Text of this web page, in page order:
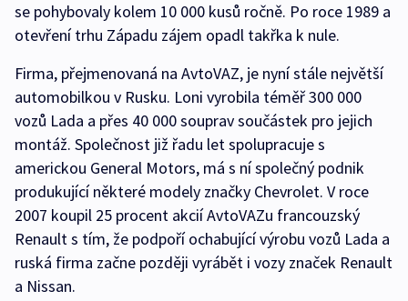
se pohybovaly kolem 10 000 kusů ročně. Po roce 1989 a
otevření trhu Západu zájem opadl takřka k nule.
Firma, přejmenovaná na AvtoVAZ, je nyní stále největší
automobilkou v Rusku. Loni vyrobila téměř 300 000
vozů Lada a přes 40 000 souprav součástek pro jejich
montáž. Společnost již řadu let spolupracuje s
americkou General Motors, má s ní společný podnik
produkující některé modely značky Chevrolet. V roce
2007 koupil 25 procent akcií AvtoVAZu francouzský
Renault s tím, že podpoří ochabující výrobu vozů Lada a
ruská firma začne později vyrábět i vozy značek Renault
a Nissan.